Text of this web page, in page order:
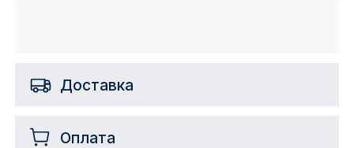
Доставка
Оплата